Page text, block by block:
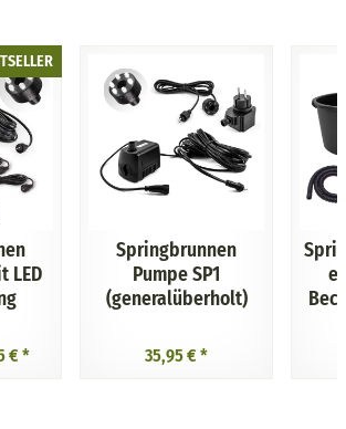
LED
€ *
Springbrunnen
Pumpe SP1
(generalüberholt)
35,95 € *
e